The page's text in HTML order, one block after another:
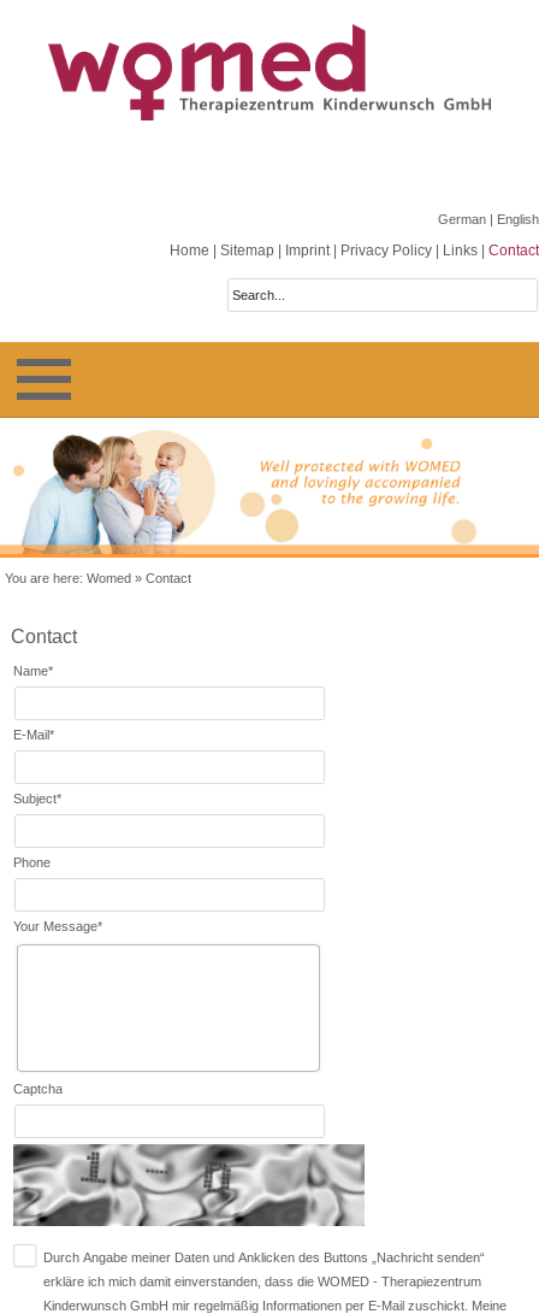
German | English
Home Sitemap Imprint| Privacy Policy Links Contact
You are here:Womed »Contact
Contact
Name*
E-Mail*
Subject*
Phone
Your Message*
Captcha
Durch Angabe meiner Daten und Anklicken des Buttons „Nachricht senden“
erkläre ich mich damit einverstanden, dass die WOMED - Therapiezentrum
Kinderwunsch GmbH mir regelmäßig Informationen per E-Mail zuschickt. Meine